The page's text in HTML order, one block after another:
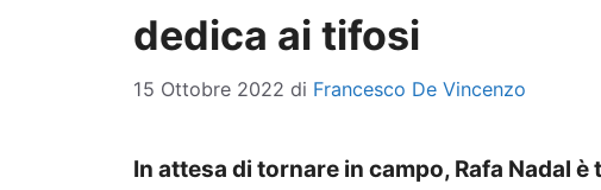
dedica ai tifosi
15 Ottobre 2022 di Francesco De Vincenzo
In attesa di tornare in campo, Rafa Nadal